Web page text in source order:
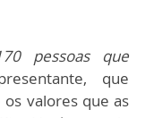
pessoas que
que
valores que as